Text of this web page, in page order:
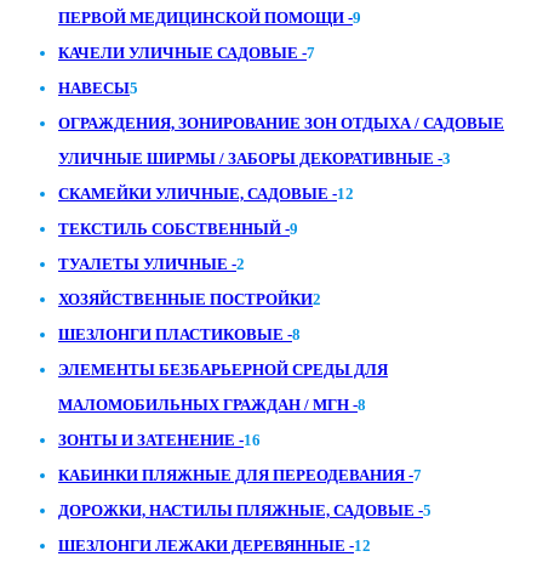
ПЕРВОЙ МЕДИЦИНСКОЙ ПОМОЩИ -9
КАЧЕЛИ УЛИЧНЫЕ САДОВЫЕ -77
НАВЕСЫ5
товаров
ОГРАЖДЕНИЯ, ЗОНИРОВАНИЕ ЗОН ОТДЫХА / САДОВЫЕ
УЛИЧНЫЕ ШИРМЫ / ЗАБОРЫ ДЕКОРАТИВНЫЕ -3
СКАМЕЙКИ УЛИЧНЫЕ, САДОВЫЕ -12
ТЕКСТИЛЬ СОБСТВЕННЫЙ -9
ТУАЛЕТЫ УЛИЧНЫЕ -2
товара
ХОЗЯЙСТВЕННЫЕ ПОСТРОЙКИ2
ШЕЗЛОНГИ ПЛАСТИКОВЫЕ -8
товаров
ЭЛЕМЕНТЫ БЕЗБАРЬЕРНОЙ СРЕДЫ ДЛЯ
МАЛОМОБИЛЬНЫХ ГРАЖДАН / МГН -8
ЗОНТЫ И ЗАТЕНЕНИЕ -16
товаров
КАБИНКИ ПЛЯЖНЫЕ ДЛЯ ПЕРЕОДЕВАНИЯ -77
товаров
ДОРОЖКИ, НАСТИЛЫ ПЛЯЖНЫЕ, САДОВЫЕ -5
ШЕЗЛОНГИ ЛЕЖАКИ ДЕРЕВЯННЫЕ -12